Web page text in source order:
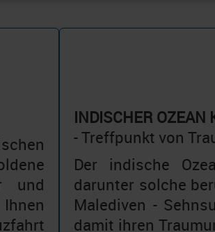
und
INDISCHER OZEAN
- Treffpunkt von
Der indische
darunter solche
Malediven -
damit ihren